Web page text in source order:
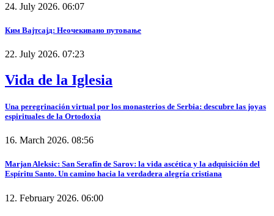
24. July 2026. 06:07
Ким Вајтсајд: Неочекивано путовање
22. July 2026. 07:23
Vida de la Iglesia
Una peregrinación virtual por los monasterios de Serbia: descubre las joyas
espirituales de la Ortodoxia
16. March 2026. 08:56
Marjan Aleksic: San Serafín de Sarov: la vida ascética y la adquisición del
Espíritu Santo. Un camino hacia la verdadera alegría cristiana
12. February 2026. 06:00